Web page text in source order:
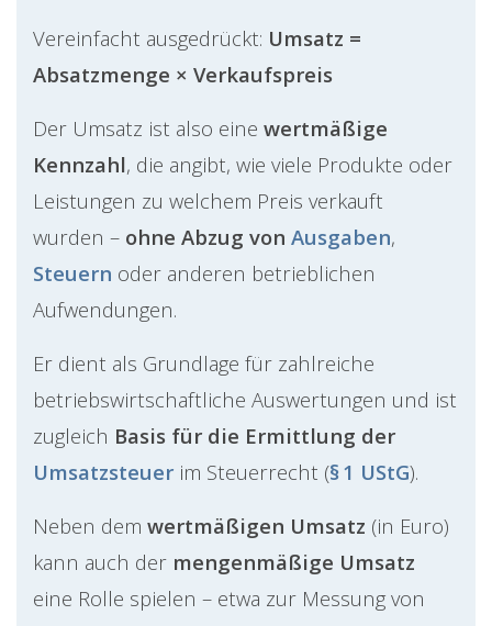
Vereinfacht ausgedrückt: Umsatz =
Absatzmenge × Verkaufspreis
Der Umsatz ist also eine wertmäßige
Kennzahl, die angibt, wie viele Produkte oder
Leistungen zu welchem Preis verkauft
wurden – ohne Abzug von Ausgaben,
Steuern oder anderen betrieblichen
Aufwendungen.
Er dient als Grundlage für zahlreiche
betriebswirtschaftliche Auswertungen und ist
zugleich Basis für die Ermittlung der
Umsatzsteuer im Steuerrecht (§ 1 UStG).
Neben dem wertmäßigen Umsatz (in Euro)
kann auch der mengenmäßige Umsatz
eine Rolle spielen – etwa zur Messung von